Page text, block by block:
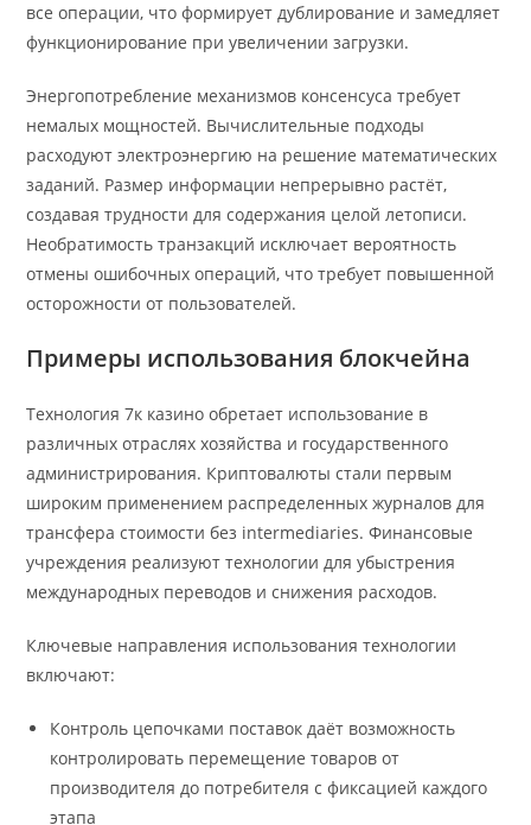
все операции, что формирует дублирование и замедляет
функционирование при увеличении загрузки.
Энергопотребление механизмов консенсуса требует
немалых мощностей. Вычислительные подходы
расходуют электроэнергию на решение математических
заданий. Размер информации непрерывно растёт,
создавая трудности для содержания целой летописи.
Необратимость транзакций исключает вероятность
отмены ошибочных операций, что требует повышенной
осторожности от пользователей.
Примеры использования блокчейна
Технология 7к казино обретает использование в
различных отраслях хозяйства и государственного
администрирования. Криптовалюты стали первым
широким применением распределенных журналов для
трансфера стоимости без intermediaries. Финансовые
учреждения реализуют технологии для убыстрения
международных переводов и снижения расходов.
Ключевые направления использования технологии
включают:
Контроль цепочками поставок даёт возможность
контролировать перемещение товаров от
производителя до потребителя с фиксацией каждого
этапа